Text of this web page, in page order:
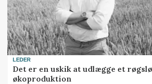
LEDER
Det er en uskik at udlægge et
økoproduktion